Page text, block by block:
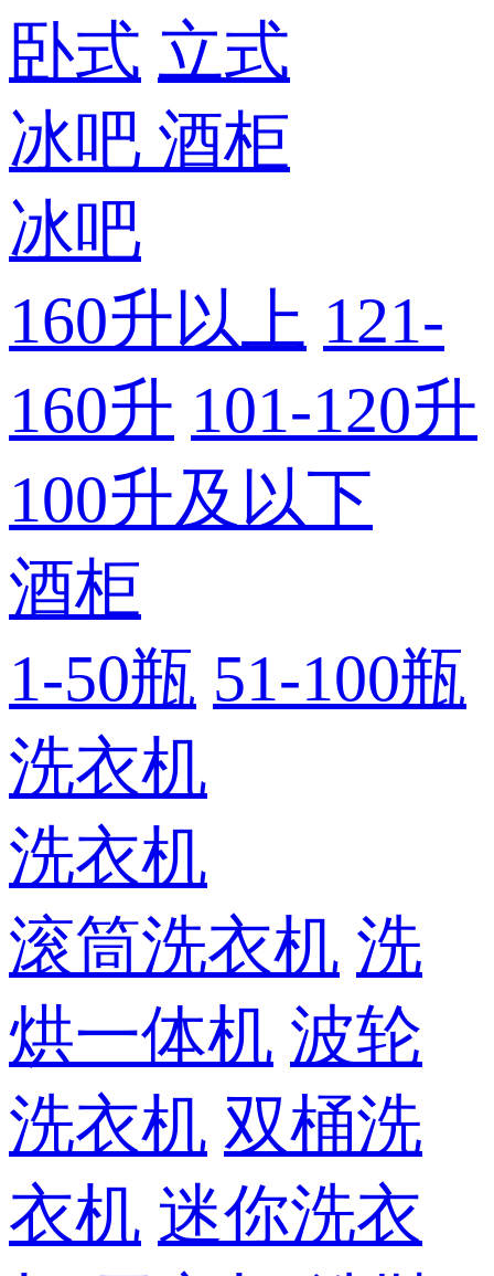
卧式 立式
冰吧 酒柜
冰吧
160升以上 121-
160升 101-120升
100升及以下
酒柜
1-50瓶 51-100瓶
洗衣机
洗衣机
滚筒洗衣机 洗
烘一体机 波轮
洗衣机 双桶洗
衣机 迷你洗衣